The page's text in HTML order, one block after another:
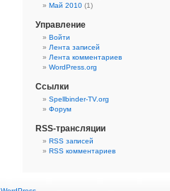
Май 2010 (1)
Управление
Войти
Лента записей
Лента комментариев
WordPress.org
Ссылки
Spellbinder-TV.org
Форум
RSS-трансляции
RSS записей
RSS комментариев